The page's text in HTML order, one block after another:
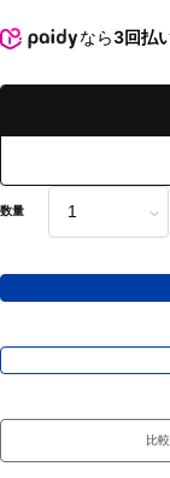
なら3回払
数量
比